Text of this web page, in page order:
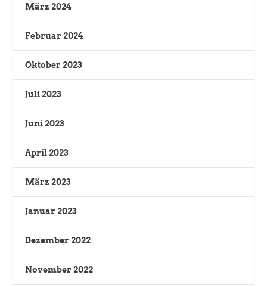
März 2024
Februar 2024
Oktober 2023
Juli 2023
Juni 2023
April 2023
März 2023
Januar 2023
Dezember 2022
November 2022